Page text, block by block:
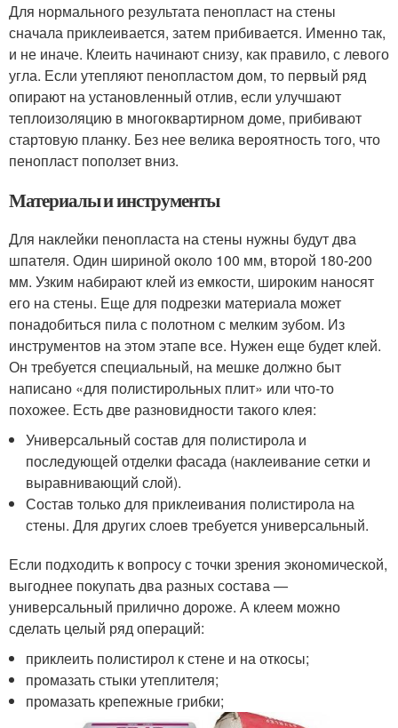
Для нормального результата пенопласт на стены
сначала приклеивается, затем прибивается. Именно так,
и не иначе. Клеить начинают снизу, как правило, с левого
угла. Если утепляют пенопластом дом, то первый ряд
опирают на установленный отлив, если улучшают
теплоизоляцию в многоквартирном доме, прибивают
стартовую планку. Без нее велика вероятность того, что
пенопласт поползет вниз.
Материалы и инструменты
Для наклейки пенопласта на стены нужны будут два
шпателя. Один шириной около 100 мм, второй 180-200
мм. Узким набирают клей из емкости, широким наносят
его на стены. Еще для подрезки материала может
понадобиться пила с полотном с мелким зубом. Из
инструментов на этом этапе все. Нужен еще будет клей.
Он требуется специальный, на мешке должно быт
написано «для полистирольных плит» или что-то
похожее. Есть две разновидности такого клея:
Универсальный состав для полистирола и
последующей отделки фасада (наклеивание сетки и
выравнивающий слой).
Состав только для приклеивания полистирола на
стены. Для других слоев требуется универсальный.
Если подходить к вопросу с точки зрения экономической,
выгоднее покупать два разных состава —
универсальный прилично дороже. А клеем можно
сделать целый ряд операций:
приклеить полистирол к стене и на откосы;
промазать стыки утеплителя;
промазать крепежные грибки;